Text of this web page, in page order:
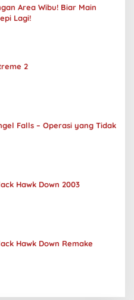
Area Wibu! Biar Main
Lagi!
2
Falls – Operasi yang Tidak
Hawk Down 2003
Hawk Down Remake